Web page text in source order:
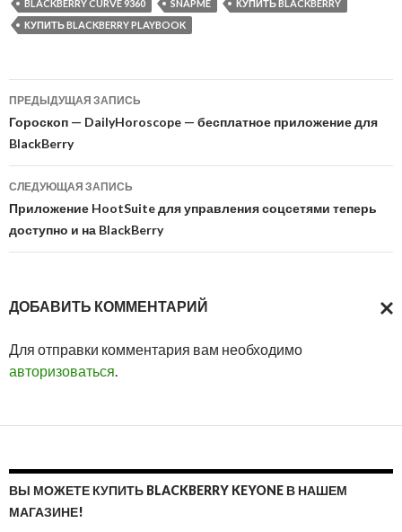
BLACKBERRY CURVE 9360
SNAPME
КУПИТЬ BLACKBERRY
КУПИТЬ BLACKBERRY PLAYBOOK
Навигация
по
записям
ПРЕДЫДУЩАЯ ЗАПИСЬ
Гороскоп — DailyHoroscope — бесплатное приложение для
BlackBerry
СЛЕДУЮЩАЯ ЗАПИСЬ
Приложение HootSuite для управления соцсетями теперь
доступно и на BlackBerry
ДОБАВИТЬ КОММЕНТАРИЙ
Для отправки комментария вам необходимо
авторизоваться.
ВЫ МОЖЕТЕ КУПИТЬ BLACKBERRY KEYONE В НАШЕМ
МАГАЗИНЕ!